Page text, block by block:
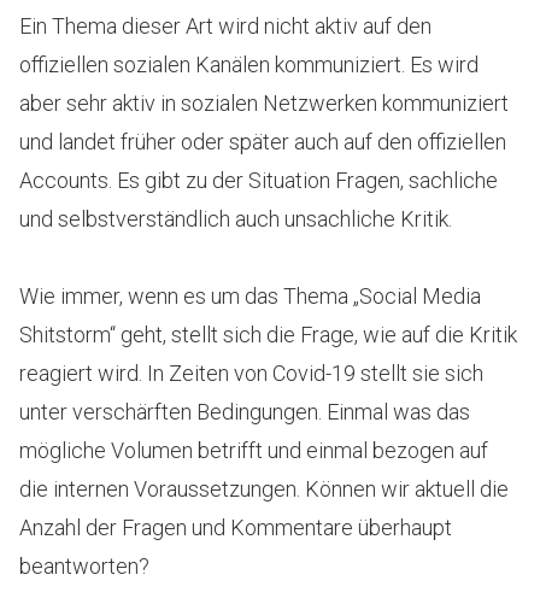
Ein Thema dieser Art wird nicht aktiv auf den
offiziellen sozialen Kanälen kommuniziert. Es wird
aber sehr aktiv in sozialen Netzwerken kommuniziert
und landet früher oder später auch auf den offiziellen
Accounts. Es gibt zu der Situation Fragen, sachliche
und selbstverständlich auch unsachliche Kritik.
Wie immer, wenn es um das Thema „Social Media
Shitstorm“ geht, stellt sich die Frage, wie auf die Kritik
reagiert wird. In Zeiten von Covid-19 stellt sie sich
unter verschärften Bedingungen. Einmal was das
mögliche Volumen betrifft und einmal bezogen auf
die internen Voraussetzungen. Können wir aktuell die
Anzahl der Fragen und Kommentare überhaupt
beantworten?